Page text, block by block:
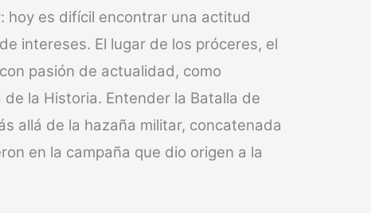
hoy es difícil encontrar una actitud
intereses. El lugar de los próceres, el
pasión de actualidad, como
la Historia. Entender la Batalla de
allá de la hazaña militar, concatenada
en la campaña que dio origen a la